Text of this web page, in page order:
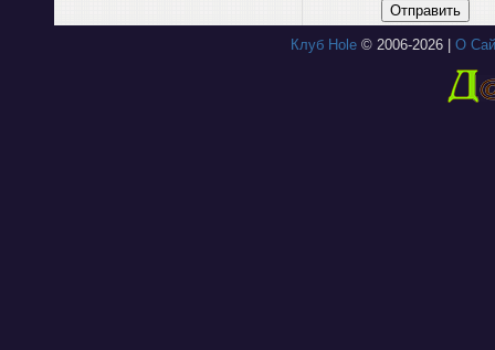
Отправить
Клуб Hole© 2006-2026 | О